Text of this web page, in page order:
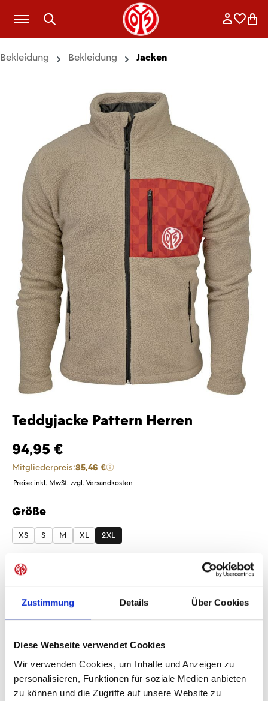
Zustimmung Details Über Cookies
Diese Webseite verwendet Cookies
Wir verwenden Cookies, um Inhalte und Anzeigen zu
personalisieren, Funktionen für soziale Medien anbieten
zu können und die Zugriffe auf unsere Website zu
Zum Hauptinhalt springen
Bekleidung Bekleidung Jacken
Teddyjacke Pattern Herren
94,95 €
Mitgliederpreis:85,46 €
Preise inkl. MwSt. zzgl. Versandkosten
Größe
auswählen
XS S M XL 2XL
Produkt Anzahl: Gib den gewünschten
Anzahl